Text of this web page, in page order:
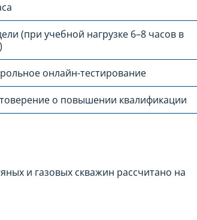
(при учебной нагрузке 6–8 часов в
онлайн-тестирование
о повышении квалификации
и газовых скважин рассчитано на